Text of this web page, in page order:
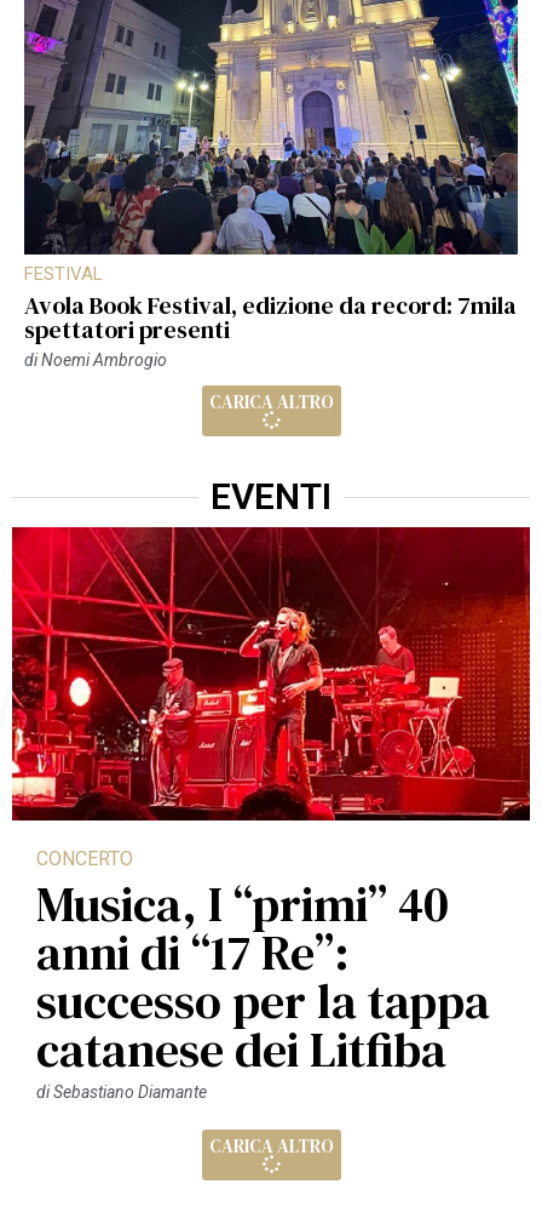
FESTIVAL
Avola Book Festival, edizione da record: 7mila
spettatori presenti
diNoemi Ambrogio
CARICA ALTRO
EVENTI
CONCERTO
Musica, I “primi” 40
anni di “17 Re”:
successo per la tappa
catanese dei Litfiba
diSebastiano Diamante
CARICA ALTRO